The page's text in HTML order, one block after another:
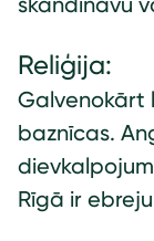
Reliģija:
Galvenokārt
baznīcas.
Rīgā ir